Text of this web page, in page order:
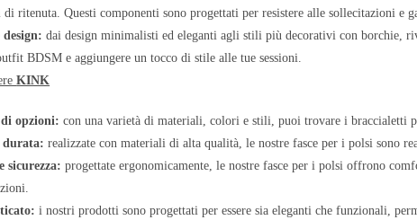
ritenuta. Questi componenti sono progettati per resistere alle sollecitazioni e
design: dai design minimalisti ed eleganti agli stili più decorativi con borchie,
BDSM e aggiungere un tocco di stile alle tue sessioni.
KINK
opzioni: con una varietà di materiali, colori e stili, puoi trovare i braccialetti
durata: realizzate con materiali di alta qualità, le nostre fasce per i polsi sono
sicurezza: progettate ergonomicamente, le nostre fasce per i polsi offrono
i nostri prodotti sono progettati per essere sia eleganti che funzionali,